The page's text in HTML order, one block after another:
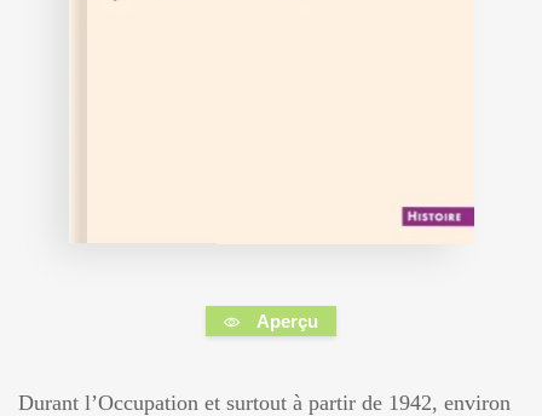
Aperçu
Durant l’Occupation et surtout à partir de 1942, environ